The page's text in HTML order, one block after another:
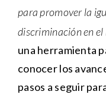
para promover la
discriminación en
una herramienta
conocer los
pasos a seguir